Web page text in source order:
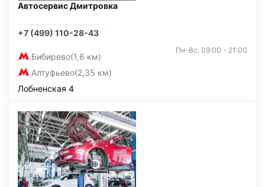
Автосервис Дмитровка
+7 (499) 110-28-43
Бибирево(1,6 км)
Алтуфьево(2,35 км)
Пн-Вс: 09:00 - 21:00
Лобненская 4